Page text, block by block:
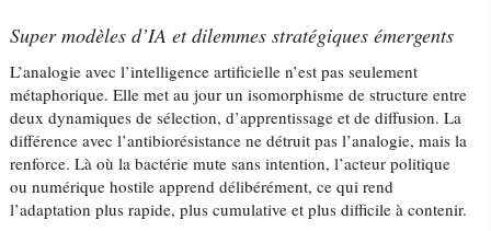
Super modèles d’IA et dilemmes stratégiques émergents
L’analogie avec l’intelligence artificielle n’est pas seulement
métaphorique. Elle met au jour un isomorphisme de structure entre
deux dynamiques de sélection, d’apprentissage et de diffusion. La
différence avec l’antibiorésistance ne détruit pas l’analogie, mais la
renforce. Là où la bactérie mute sans intention, l’acteur politique
ou numérique hostile apprend délibérément, ce qui rend
l’adaptation plus rapide, plus cumulative et plus difficile à contenir.